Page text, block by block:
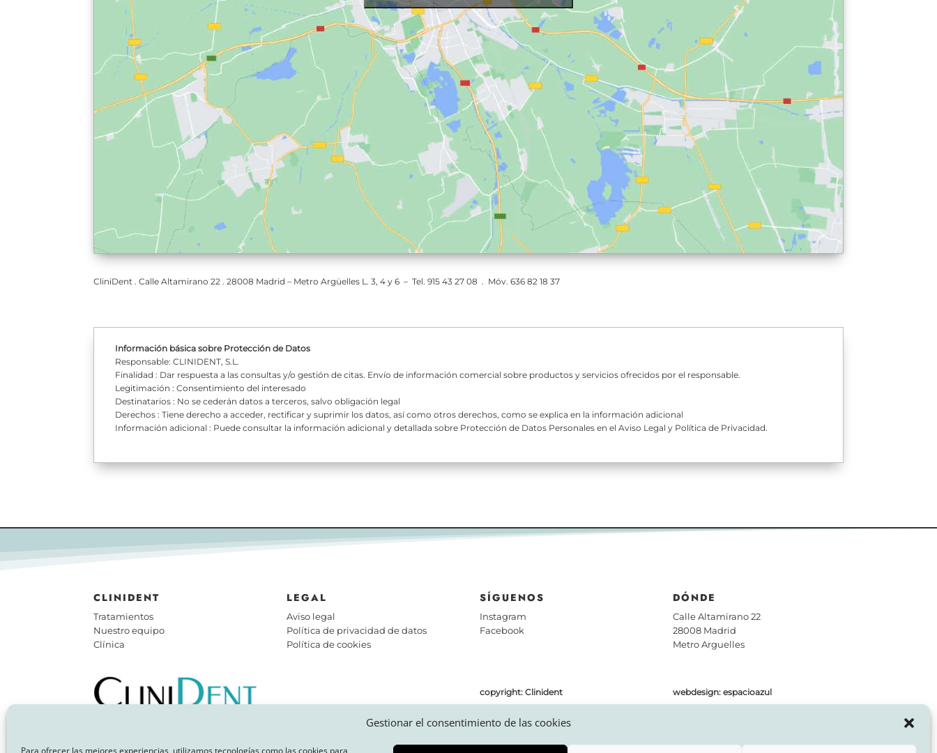
Gestionar el consentimiento de las cookies
Para ofrecer las mejores experiencias, utilizamos tecnologías como las cookies para
CliniDent . Calle Altamirano 22 . 28008 Madrid – Metro Argüelles L. 3, 4 y 6 – Tel. 915 43 27 08 . Móv. 636 82 18 37
Información básica sobre Protección de Datos
Responsable: CLINIDENT, S.L.
Finalidad : Dar respuesta a las consultas y/o gestión de citas. Envío de información comercial sobre productos y servicios ofrecidos por el responsable.
Legitimación : Consentimiento del interesado
Destinatarios : No se cederán datos a terceros, salvo obligación legal
Derechos : Tiene derecho a acceder, rectificar y suprimir los datos, así como otros derechos, como se explica en la información adicional
Información adicional : Puede consultar la información adicional y detallada sobre Protección de Datos Personales en el Aviso Legal y Política de Privacidad.
CLINIDENT
Tratamientos
Nuestro equipo
Clínica
LEGAL
Aviso legal
Política de privacidad de datos
Política de cookies
SÍGUENOS
Instagram
Facebook
DÓNDE
Calle Altamirano 22
28008 Madrid
Metro Arguelles
copyright: Clinident webdesign: espacioazul
MAPA EMAIL TELÉFONO WHATSAPP